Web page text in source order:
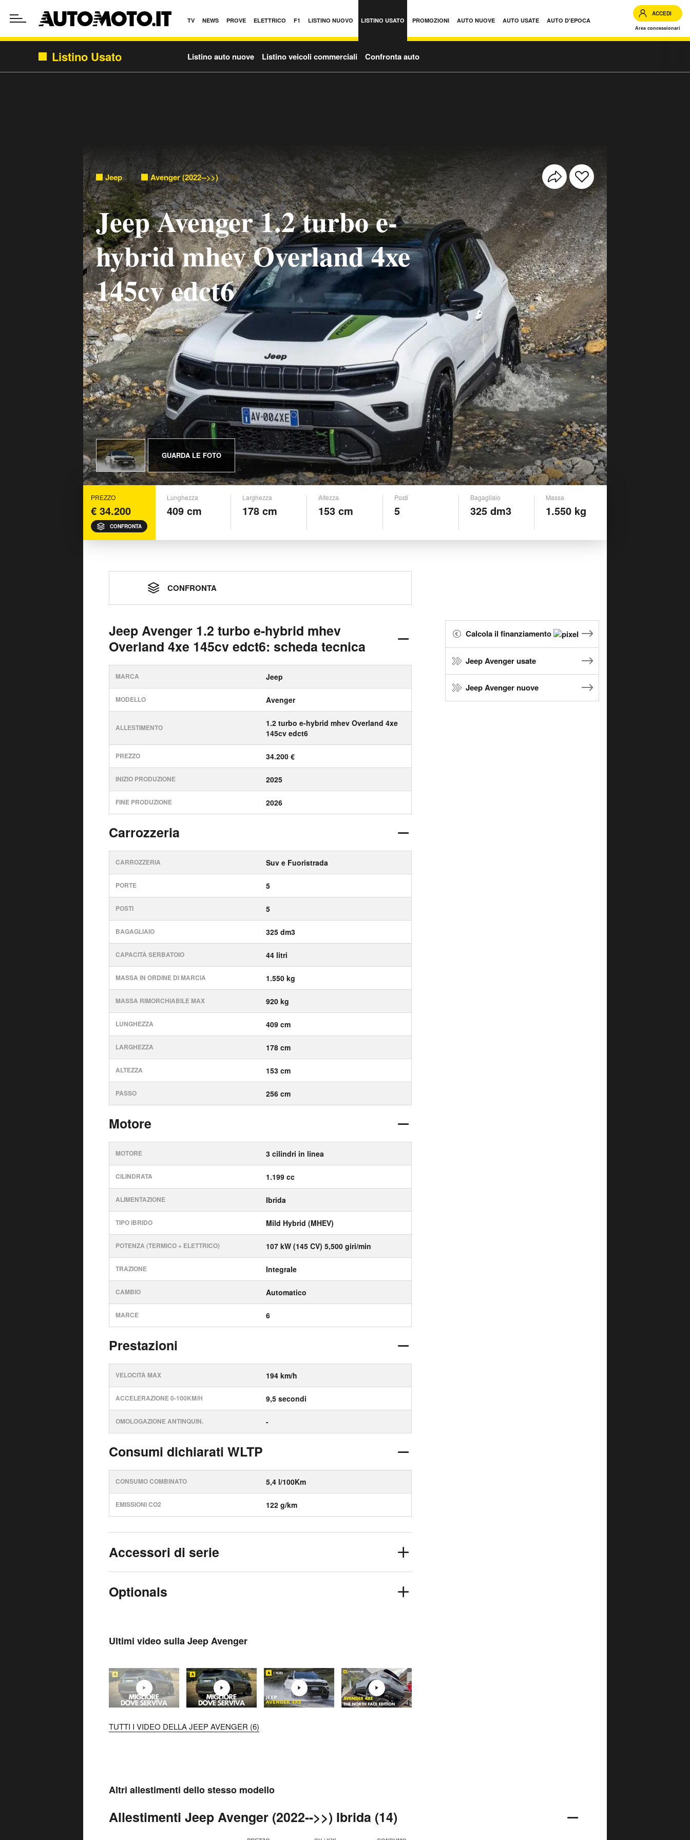
TV NEWS PROVE ELETTRICO F1 LISTINO NUOVO LISTINO USATO PROMOZIONI AUTO NUOVE AUTO USATE AUTO D'EPOCA
ACCEDI
Area concessionari
Listino Usato Listino auto nuove Listino veicoli commerciali Confronta auto
Jeep Avenger (2022-->>)
Jeep Avenger 1.2 turbo e-
hybrid mhev Overland 4xe
145cv edct6
GUARDA LE FOTO
PREZZO
€ 34.200
CONFRONTA
Lunghezza
409 cm
Larghezza
178 cm
Altezza
153 cm
Posti
5
Bagagliaio
325 dm3
Massa
1.550 kg
CONFRONTA
Jeep Avenger 1.2 turbo e-hybrid mhev
Overland 4xe 145cv edct6: scheda tecnica
MARCA Jeep
MODELLO Avenger
ALLESTIMENTO
1.2 turbo e-hybrid mhev Overland 4xe
145cv edct6
PREZZO 34.200 €
INIZIO PRODUZIONE 2025
FINE PRODUZIONE 2026
Carrozzeria
CARROZZERIA Suv e Fuoristrada
PORTE 5
POSTI 5
BAGAGLIAIO 325 dm3
CAPACITÀ SERBATOIO 44 litri
MASSA IN ORDINE DI MARCIA 1.550 kg
MASSA RIMORCHIABILE MAX 920 kg
LUNGHEZZA 409 cm
LARGHEZZA 178 cm
ALTEZZA 153 cm
PASSO 256 cm
Motore
MOTORE 3 cilindri in linea
CILINDRATA 1.199 cc
ALIMENTAZIONE Ibrida
TIPO IBRIDO Mild Hybrid (MHEV)
POTENZA (TERMICO + ELETTRICO) 107 kW (145 CV) 5,500 giri/min
TRAZIONE Integrale
CAMBIO Automatico
MARCE 6
Prestazioni
VELOCITÀ MAX 194 km/h
ACCELERAZIONE 0-100KM/H 9,5 secondi
OMOLOGAZIONE ANTINQUIN. -
Consumi dichiarati WLTP
CONSUMO COMBINATO 5,4 l/100Km
EMISSIONI CO2 122 g/km
Accessori di serie
Optionals
Ultimi video sulla Jeep Avenger
TUTTI I VIDEO DELLA JEEP AVENGER (6)
Calcola il finanziamento
Jeep Avenger usate
Jeep Avenger nuove
Altri allestimenti dello stesso modello
Allestimenti Jeep Avenger (2022-->>) Ibrida (14)